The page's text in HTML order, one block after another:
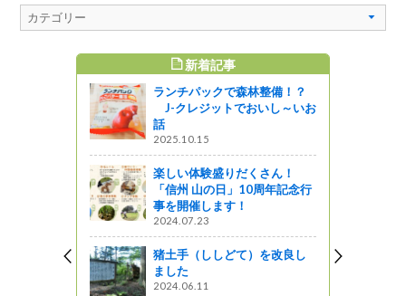
新着記事
ランチパックで森林整備！？
J-クレジットでおいし～いお
話
2025.10.15
楽しい体験盛りだくさん！
「信州 山の日」10周年記念行
事を開催します！
2024.07.23
猪土手（ししどて）を改良し
ました
2024.06.11